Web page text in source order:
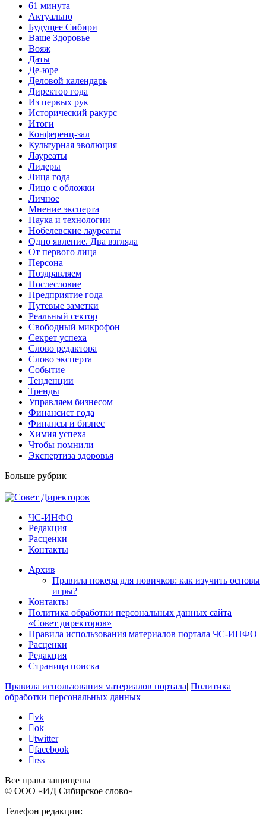
61 минута
Актуально
Будущее Сибири
Ваше Здоровье
Вояж
Даты
Де-юре
Деловой календарь
Директор года
Из первых рук
Исторический ракурс
Итоги
Конференц-зал
Культурная эволюция
Лауреаты
Лидеры
Лица года
Лицо с обложки
Личное
Мнение эксперта
Наука и технологии
Нобелевские лауреаты
Одно явление. Два взгляда
От первого лица
Персона
Поздравляем
Послесловие
Предприятие года
Путевые заметки
Реальный сектор
Свободный микрофон
Секрет успеха
Слово редактора
Слово эксперта
Событие
Тенденции
Тренды
Управляем бизнесом
Финансист года
Финансы и бизнес
Химия успеха
Чтобы помнили
Экспертиза здоровья
Больше рубрик
ЧС-ИНФО
Редакция
Расценки
Контакты
Архив
Правила покера для новичков: как изучить основы
игры?
Контакты
Политика обработки персональных данных сайта
«Совет директоров»
Правила использования материалов портала ЧС-ИНФО
Расценки
Редакция
Страница поиска
Правила использования материалов портала| Политика
обработки персональных данных
vk
ok
twitter
facebook
rss
Все права защищены
© ООО «ИД Сибирское слово»
Телефон редакции: